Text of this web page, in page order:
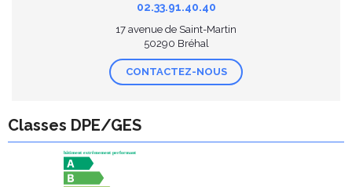
02.33.91.40.40
17 avenue de Saint-Martin
50290 Bréhal
CONTACTEZ-NOUS
Classes DPE/GES